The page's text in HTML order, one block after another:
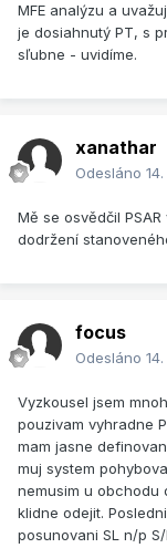
MFE analýzu a
je dosiahnutý PT, s
sľubne - uvidíme.
xanathar
Odesláno
Mě se osvědčil
dodržení
focus
Odesláno
Vyzkousel jsem
pouzivam vyhradne
mam jasne
muj system
nemusim u obchodu
klidne odejit.
posunovani SL n/p